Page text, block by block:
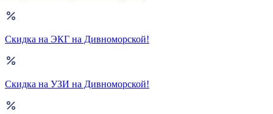
Скидка на ЭКГ на Дивноморской!
Скидка на УЗИ на Дивноморской!